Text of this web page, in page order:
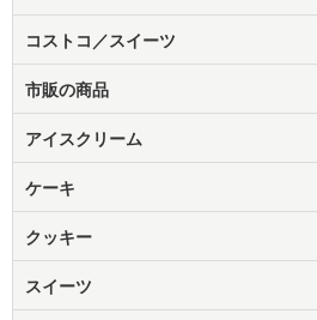
コストコ／スイーツ
市販の商品
アイスクリーム
ケーキ
クッキー
スイーツ